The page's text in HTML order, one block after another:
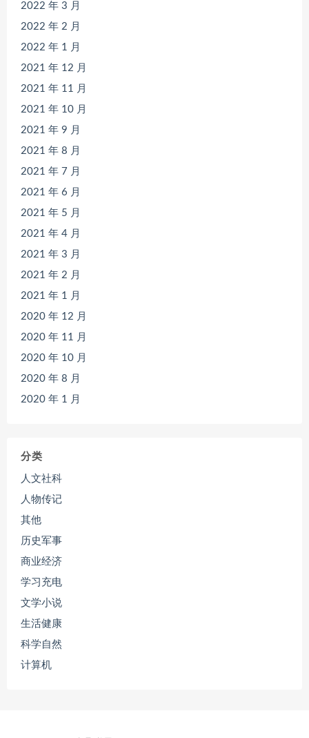
2022 年 3 月
2022 年 2 月
2022 年 1 月
2021 年 12 月
2021 年 11 月
2021 年 10 月
2021 年 9 月
2021 年 8 月
2021 年 7 月
2021 年 6 月
2021 年 5 月
2021 年 4 月
2021 年 3 月
2021 年 2 月
2021 年 1 月
2020 年 12 月
2020 年 11 月
2020 年 10 月
2020 年 8 月
2020 年 1 月
分类
人文社科
人物传记
其他
历史军事
商业经济
学习充电
文学小说
生活健康
科学自然
计算机